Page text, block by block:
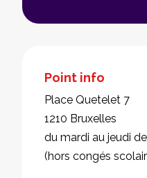
Point info
Place Quetelet 7
1210 Bruxelles
du mardi au jeudi
(hors congés